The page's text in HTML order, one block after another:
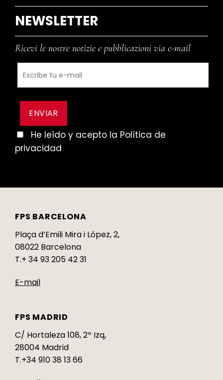
NEWSLETTER
Ricevi le nostre notizie e pubblicazioni via e-mail
He leído y acepto la Política de
privacidad
FPS BARCELONA
Plaça d’Emili Mira i López, 2,
08022 Barcelona
T.+ 34 93 205 42 31
E-mail
FPS MADRID
C/ Hortaleza 108, 2º Izq,
28004 Madrid
T.+34 910 38 13 66